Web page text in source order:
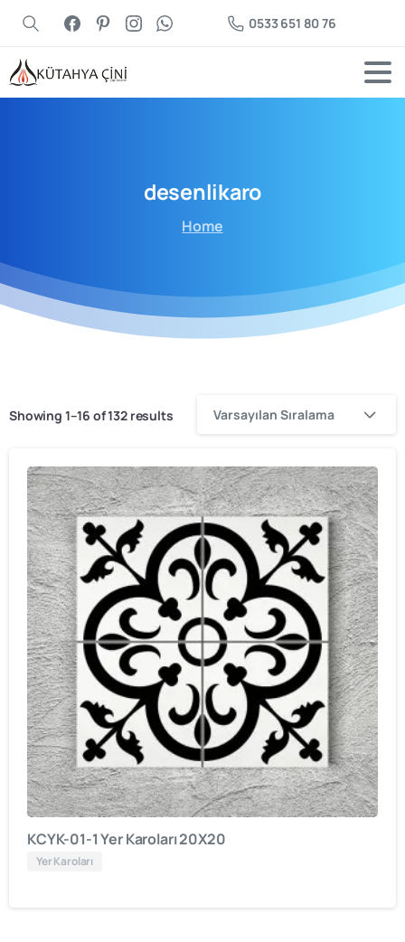
0533 651 80 76
desenlikaro
Home
Showing 1–16 of 132 results Varsayılan Sıralama
KCYK-01-1 Yer Karoları 20X20
Yer Karoları